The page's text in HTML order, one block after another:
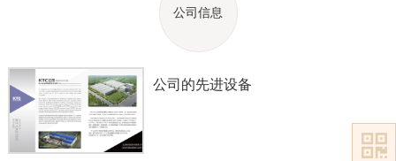
公司信息
公司的先进设备